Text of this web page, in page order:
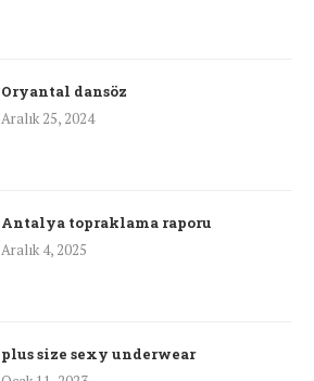
Oryantal dansöz
Aralık 25, 2024
Antalya topraklama raporu
Aralık 4, 2025
plus size sexy underwear